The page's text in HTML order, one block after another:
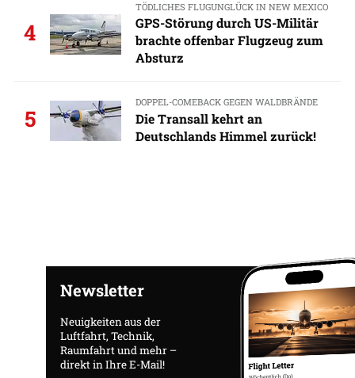
4
TÖDLICHES FLUGUNGLÜCK IN NEW MEXICO
GPS-Störung durch US-Militär
brachte offenbar Flugzeug zum
Absturz
5
DOPPEL-COMEBACK GEGEN WALDBRÄNDE
Die Transall kehrt an
Deutschlands Himmel zurück!
Newsletter
Neuigkeiten aus der
Luftfahrt, Technik,
Raumfahrt und mehr –
direkt in Ihre E-Mail!